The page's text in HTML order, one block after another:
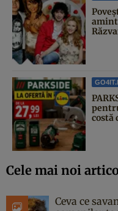
costă
Cele mai noi
Ceva ce